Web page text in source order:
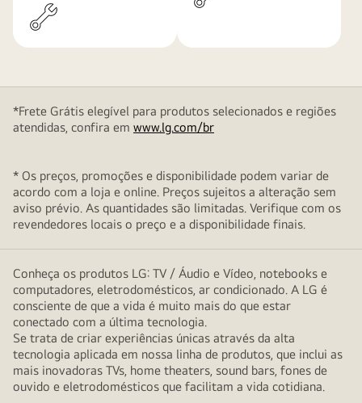
*Frete Grátis elegível para produtos selecionados e regiões
atendidas, confira em www.lg.com/br
* Os preços, promoções e disponibilidade podem variar de
acordo com a loja e online. Preços sujeitos a alteração sem
aviso prévio. As quantidades são limitadas. Verifique com os
revendedores locais o preço e a disponibilidade finais.
Conheça os produtos LG: TV / Áudio e Vídeo, notebooks e
computadores, eletrodomésticos, ar condicionado. A LG é
consciente de que a vida é muito mais do que estar
conectado com a última tecnologia.
Se trata de criar experiências únicas através da alta
tecnologia aplicada em nossa linha de produtos, que inclui as
mais inovadoras TVs, home theaters, sound bars, fones de
ouvido e eletrodomésticos que facilitam a vida cotidiana.